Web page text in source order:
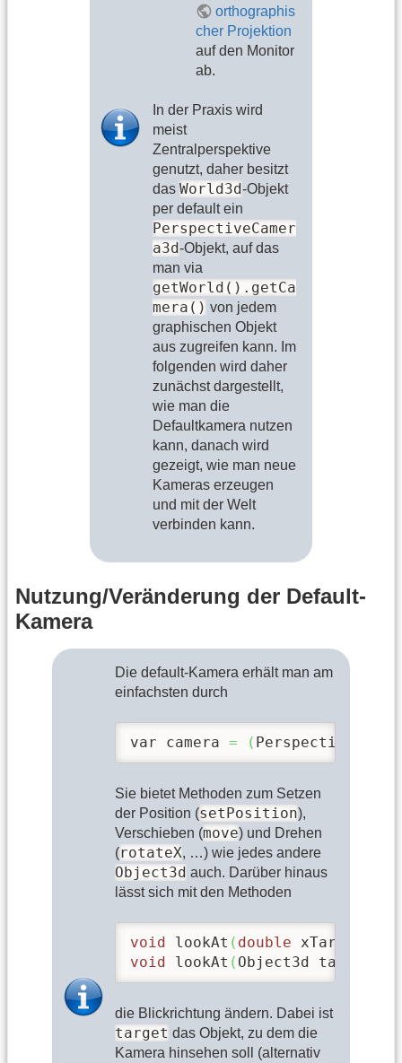
orthographis
cher Projektion
auf den Monitor
ab.
In der Praxis wird
meist
Zentralperspektive
genutzt, daher besitzt
das World3d-Objekt
per default ein
PerspectiveCamer
a3d-Objekt, auf das
man via
getWorld().getCa
mera() von jedem
graphischen Objekt
aus zugreifen kann. Im
folgenden wird daher
zunächst dargestellt,
wie man die
Defaultkamera nutzen
kann, danach wird
gezeigt, wie man neue
Kameras erzeugen
und mit der Welt
verbinden kann.
Nutzung/Veränderung der Default-
Kamera
Die default-Kamera erhält man am
einfachsten durch
var camera = (
Sie bietet Methoden zum Setzen
der Position (setPosition),
Verschieben (move) und Drehen
(rotateX, …) wie jedes andere
Object3d auch. Darüber hinaus
lässt sich mit den Methoden
void lookAt ( double xTarget,
void
lookAt ( Object3d target,
die Blickrichtung ändern. Dabei ist
target das Objekt, zu dem die
Kamera hinsehen soll (alternativ